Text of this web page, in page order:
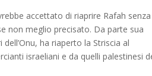
accettato di riaprire Rafah
non meglio precisato. Da parte sua
ha riaperto la Striscia al
israeliani e da quelli palestinesi